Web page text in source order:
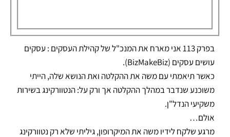
בפרק 113 אני מארח את המנכ"ל של קהילת העסקים : עסקים
עושים עסקים (BizMakeBiz).
כאשר תיאמתי עם משה את ההקלטה ואת הנושא שלה, הייתי
משוכנע שנדבר במהלך ההקלטה אך ורק על: הנטוורקינג בשירות
משקיעי הנדל"ן.
אולם…
מרגע שלקח לידיו משה את המיקרופון, גיליתי שלא רק נטוורקינג